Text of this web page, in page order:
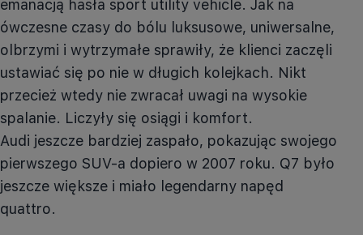
emanacją hasła sport utility vehicle. Jak na
ówczesne czasy do bólu luksusowe, uniwersalne,
olbrzymi i wytrzymałe sprawiły, że klienci zaczęli
ustawiać się po nie w długich kolejkach. Nikt
przecież wtedy nie zwracał uwagi na wysokie
spalanie. Liczyły się osiągi i komfort.
Audi jeszcze bardziej zaspało, pokazując swojego
pierwszego SUV-a dopiero w 2007 roku. Q7 było
jeszcze większe i miało legendarny napęd
quattro.